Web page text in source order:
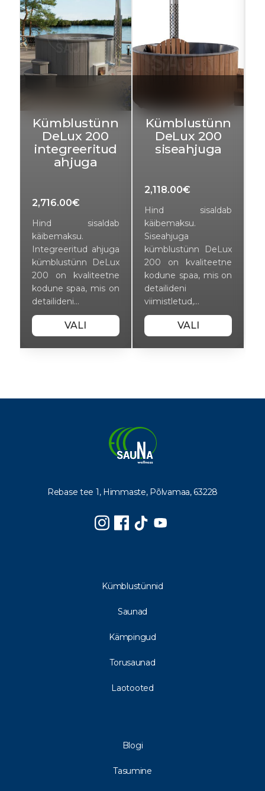
Kümblustünn
DeLux 200
integreeritud
ahjuga
2,716.00€
Hind sisaldab
käibemaksu.
Integreeritud ahjuga
kümblustünn DeLux
200 on kvaliteetne
kodune spaa, mis on
detailideni…
VALI
Kümblustünn
DeLux 200
siseahjuga
2,118.00€
Hind sisaldab
käibemaksu.
Siseahjuga
kümblustünn DeLux
200 on kvaliteetne
kodune spaa, mis on
detailideni
viimistletud,…
VALI
Rebase tee 1, Himmaste, Põlvamaa, 63228
Kümblustünnid
Saunad
Kämpingud
Torusaunad
Laotooted
Blogi
Tasumine